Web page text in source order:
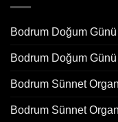
Bodrum Doğum
Bodrum Doğum
Bodrum Sünnet
Bodrum Sünnet